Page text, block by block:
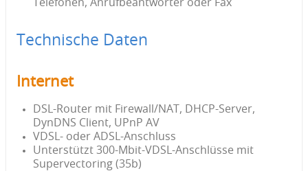
Telefonen, Anrufbeantworter oder Fax
Technische Daten
Internet
DSL-Router mit Firewall/NAT, DHCP-Server,
DynDNS Client, UPnP AV
VDSL- oder ADSL-Anschluss
Unterstützt 300-Mbit-VDSL-Anschlüsse mit
Supervectoring (35b)